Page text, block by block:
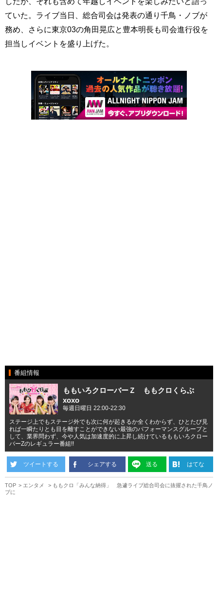
ていた。ライブ当日、総合司会は発表の通り千鳥・ノブが
務め、さらに東京03の角田晃広と豊本明長も司会進行役を
担当しイベントを盛り上げた。
番組情報
ももいろクローバーＺ ももクロくらぶ
xoxo
毎週日曜日 22:00-22:30
ステージ上でもステージ外でも次に何が起きるか全くわからず、ひとたび見
れば一瞬たりとも目を離すことができない最強のパフォーマンスグループと
して、業界問わず、今や人気は加速度的に上昇し続けているももいろクロー
バーZのレギュラー番組!!
ツイートする シェアする 送る はてな
TOP エンタメ
ももクロ「みんな納得」 急遽ライブ総合司会に抜擢された千鳥ノ
ブに